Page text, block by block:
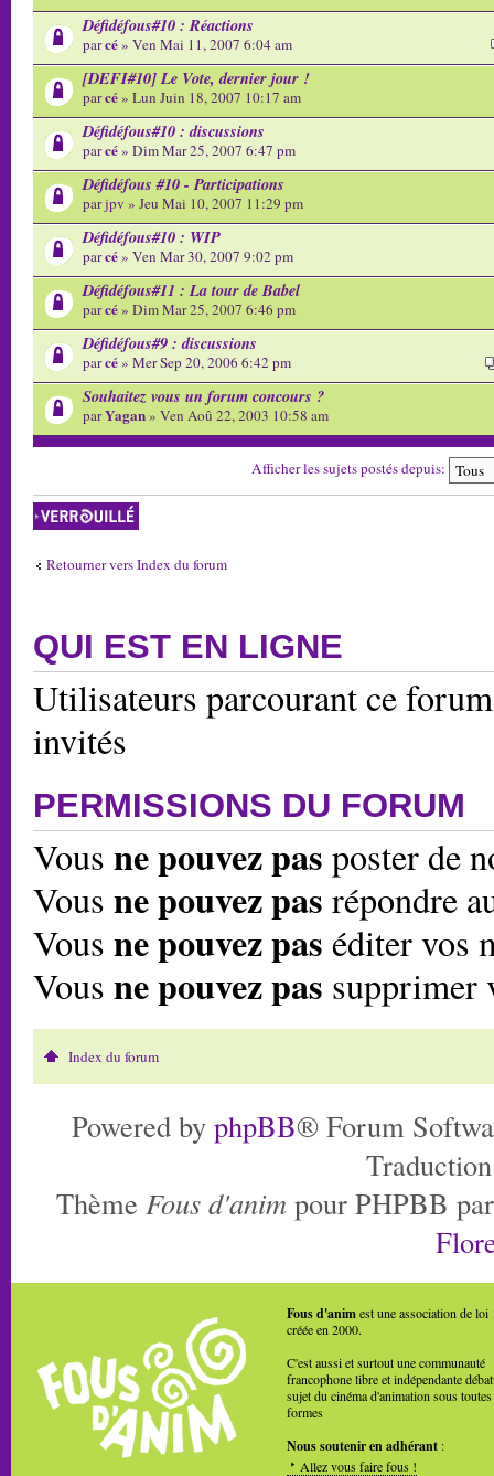
Défidéfous#10 : Réactions
parcé» Ven Mai 11, 2007 6:04 am
[DEFI#10] Le Vote, dernier jour !
parcé» Lun Juin 18, 2007 10:17 am
Défidéfous#10 : discussions
parcé» Dim Mar 25, 2007 6:47 pm
Défidéfous #10 - Participations
parjpv » Jeu Mai 10, 2007 11:29 pm
Défidéfous#10 : WIP
parcé» Ven Mar 30, 2007 9:02 pm
Défidéfous#11 : La tour de Babel
parcé» Dim Mar 25, 2007 6:46 pm
Défidéfous#9 : discussions
parcé» Mer Sep 20, 2006 6:42 pm
Souhaitez vous un forum concours ?
parYagan» Ven Aoû 22, 2003 10:58 am
Afficher les sujets postés depuis:
Forum verrouillé
Retourner vers Index du forum
QUI EST EN LIGNE
Utilisateurs parcourant ce
invités
PERMISSIONS DU FORUM
Vous ne pouvez pas poster de
Vous ne pouvez pas répondre
Vous ne pouvez pas éditer vos
Vous ne pouvez pas supprimer
Index du forum
Powered by phpBB® Forum
Thème Fous d'anim pour PHPBB
Fous d'animest une association de loi
créée en 2000.
C'est aussi et surtout une communauté
francophone libre et indépendante
sujet du cinéma d'animation sous toutes
formes
Nous soutenir en adhérant :
Allez vous faire fous !